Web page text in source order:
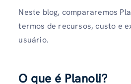
Neste blog, compararemos
termos de recursos, custo e
usuário.
O que é Planoli?